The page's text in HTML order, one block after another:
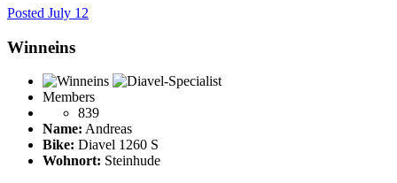
Posted July 12
Winneins
Members
839
Name: Andreas
Bike: Diavel 1260 S
Wohnort: Steinhude